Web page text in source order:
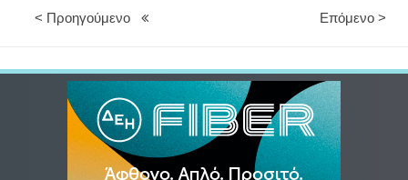
< Προηγούμενο Επόμενο >